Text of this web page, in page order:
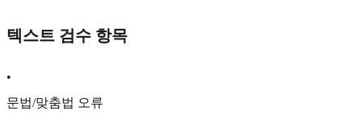
텍스트 검수 항목
•
문법/맞춤법 오류